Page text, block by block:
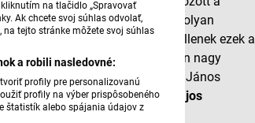
na tlačidlo „Spravovať
Ak chcete svoj súhlas odvolať,
tejto stránke môžete svoj súhlas
a robili nasledovné:
profily pre personalizovanú
profily na výber prispôsobeného
štatistík alebo spájania údajov z
készül a legjobb pite, mitől olyan
és milyen húsételekhez illenek ezek a
történetük, mely kultúrákban van nagy
mitől olyan különlegesek? Ficza János
Nappaliban ezúttal isKossár Lajos